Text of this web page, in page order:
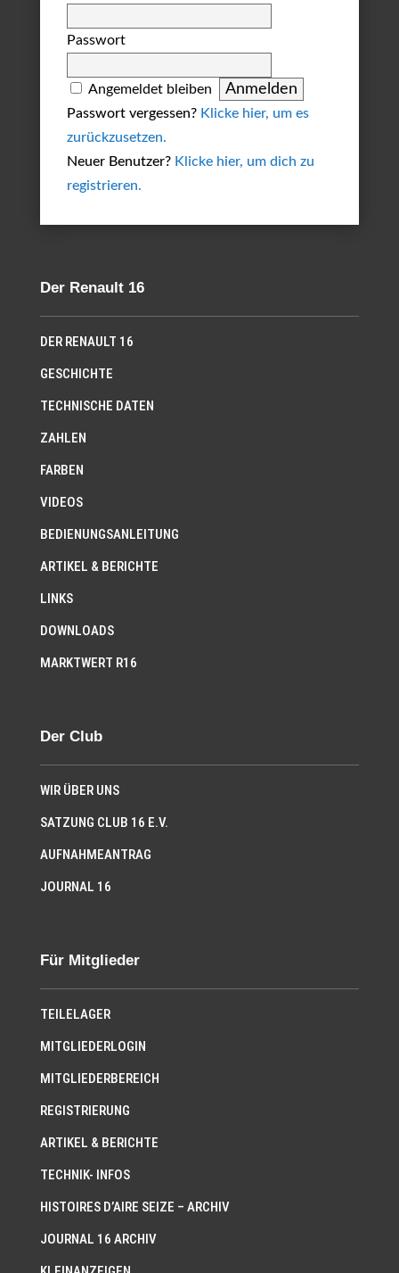
Passwort
Angemeldet bleiben
Passwort vergessen? Klicke hier, um es
zurückzusetzen.
Neuer Benutzer? Klicke hier, um dich zu
registrieren.
Der Renault 16
DER RENAULT 16
GESCHICHTE
TECHNISCHE DATEN
ZAHLEN
FARBEN
VIDEOS
BEDIENUNGSANLEITUNG
ARTIKEL & BERICHTE
LINKS
DOWNLOADS
MARKTWERT R16
Der Club
WIR ÜBER UNS
SATZUNG CLUB 16 E.V.
AUFNAHMEANTRAG
JOURNAL 16
Für Mitglieder
TEILELAGER
MITGLIEDERLOGIN
MITGLIEDERBEREICH
REGISTRIERUNG
ARTIKEL & BERICHTE
TECHNIK- INFOS
HISTOIRES D’AIRE SEIZE – ARCHIV
JOURNAL 16 ARCHIV